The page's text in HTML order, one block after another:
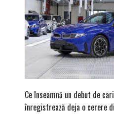
Ce înseamnă un debut de
înregistrează deja o cerere